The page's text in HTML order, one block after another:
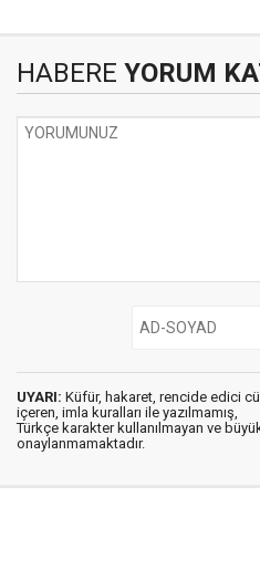
HABERE YORUM
UYARI: Küfür, hakaret, rencide edici
içeren, imla kuralları ile yazılmamış,
Türkçe karakter kullanılmayan ve
onaylanmamaktadır.